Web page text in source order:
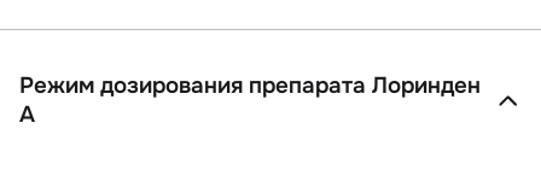
Режим дозирования препарата Лоринден
А